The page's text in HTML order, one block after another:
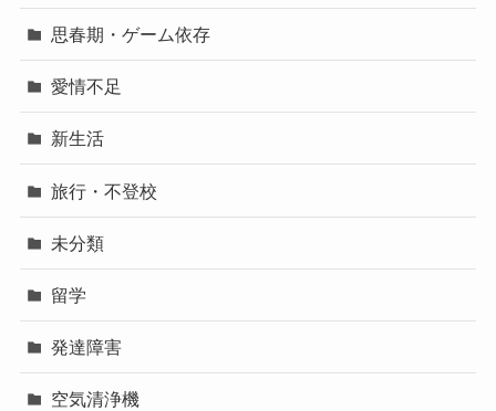
思春期・ゲーム依存
愛情不足
新生活
旅行・不登校
未分類
留学
発達障害
空気清浄機